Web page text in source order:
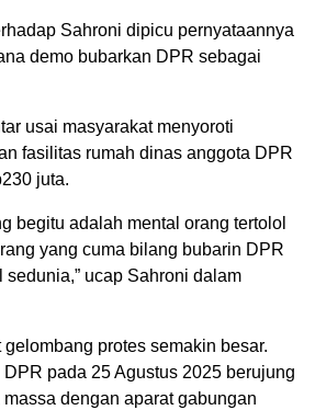
Sahroni dipicu pernyataannya
demo bubarkan DPR sebagai
usai masyarakat menyoroti
fasilitas rumah dinas anggota DPR
juta.
begitu adalah mental orang tertolol
yang cuma bilang bubarin DPR
sedunia,” ucap Sahroni dalam
protes semakin besar.
pada 25 Agustus 2025 berujung
dengan aparat gabungan